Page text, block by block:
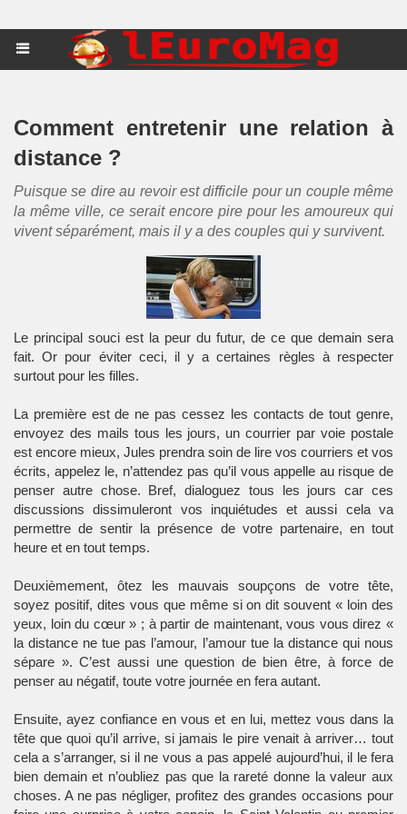
Comment entretenir une relation à
distance ?
Puisque se dire au revoir est difficile pour un couple même
la même ville, ce serait encore pire pour les amoureux qui
vivent séparément, mais il y a des couples qui y survivent.
Le principal souci est la peur du futur, de ce que demain sera
fait. Or pour éviter ceci, il y a certaines règles à respecter
surtout pour les filles.
La première est de ne pas cessez les contacts de tout genre,
envoyez des mails tous les jours, un courrier par voie postale
est encore mieux, Jules prendra soin de lire vos courriers et vos
écrits, appelez le, n’attendez pas qu’il vous appelle au risque de
penser autre chose. Bref, dialoguez tous les jours car ces
discussions dissimuleront vos inquiétudes et aussi cela va
permettre de sentir la présence de votre partenaire, en tout
heure et en tout temps.
Deuxièmement, ôtez les mauvais soupçons de votre tête,
soyez positif, dites vous que même si on dit souvent « loin des
yeux, loin du cœur » ; à partir de maintenant, vous vous direz «
la distance ne tue pas l’amour, l’amour tue la distance qui nous
sépare ». C’est aussi une question de bien être, à force de
penser au négatif, toute votre journée en fera autant.
Ensuite, ayez confiance en vous et en lui, mettez vous dans la
tête que quoi qu’il arrive, si jamais le pire venait à arriver… tout
cela a s’arranger, si il ne vous a pas appelé aujourd’hui, il le fera
bien demain et n’oubliez pas que la rareté donne la valeur aux
choses. A ne pas négliger, profitez des grandes occasions pour